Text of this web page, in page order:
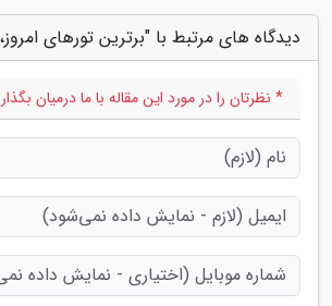
دیدگاه های مرتبط با "برترین تورهای امروز، 25 اسفند 1394"
* نظرتان را در مورد این مقاله با ما درمیان